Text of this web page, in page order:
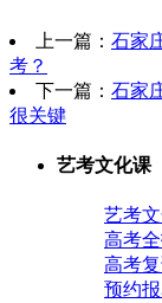
上一篇： 石家
考？
下一篇： 石家
很关键
艺考文化课
艺考
高考
高考
预约